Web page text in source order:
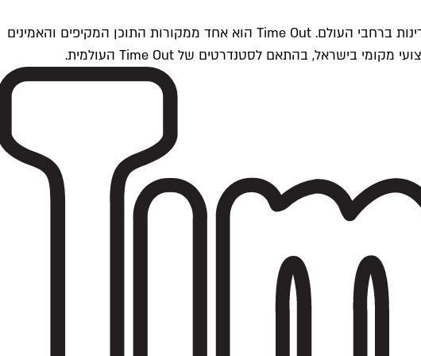
Time Outתל אביב הוא חלק מרשת Time Out Global — רשת מדיה בינלאומית הפועלת ב-360 ערים מרכזיות וב-60 מדינות ברחבי העולם. Time Out הוא אחד ממקורות התוכן המקיפים והאמינים